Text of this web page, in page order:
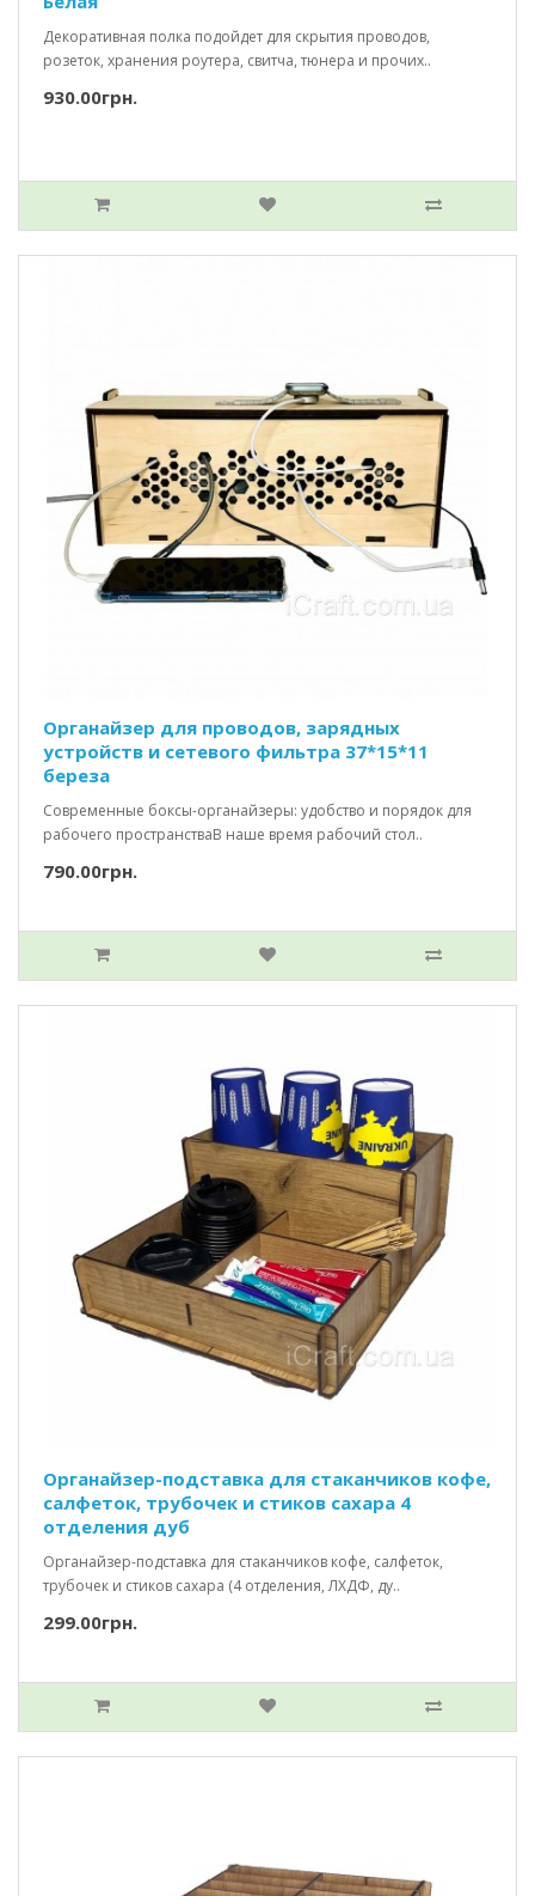
Декоративная полка подойдет для скрытия проводов,
розеток, хранения роутера, свитча, тюнера и прочих..
930.00грн.
Органайзер для проводов, зарядных
устройств и сетевого фильтра 37*15*11
береза
Современные боксы-органайзеры: удобство и порядок для
рабочего пространстваВ наше время рабочий стол..
790.00грн.
Органайзер-подставка для стаканчиков кофе,
салфеток, трубочек и стиков сахара 4
отделения дуб
Органайзер-подставка для стаканчиков кофе, салфеток,
трубочек и стиков сахара (4 отделения, ЛХДФ, ду..
299.00грн.